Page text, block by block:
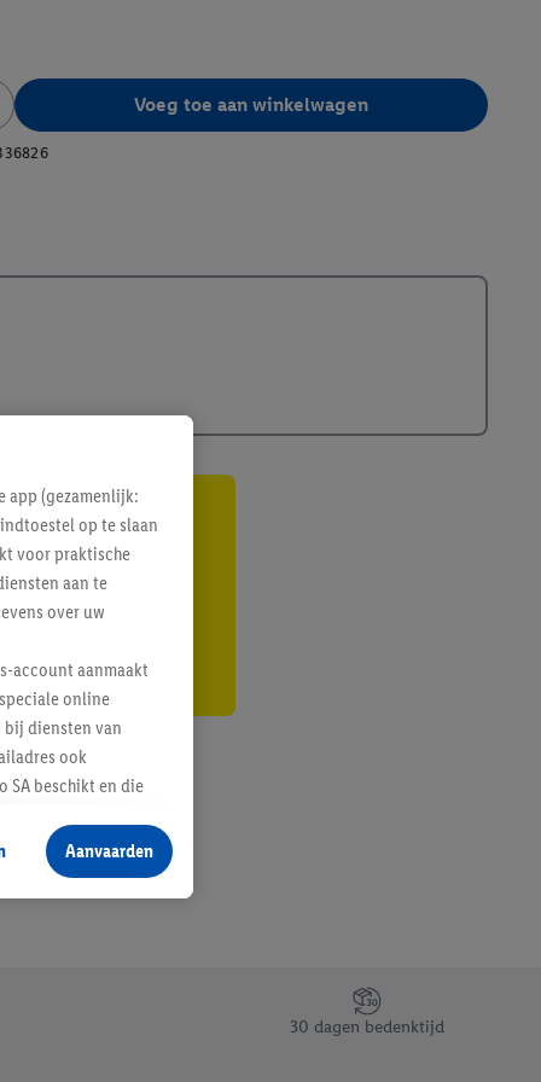
Voeg toe aan winkelwagen
30 dagen bedenktijd
app (gezamenlijk:
op te slaan
voor praktische
aan te
over uw
account aanmaakt
online
diensten van
ook
SA beschikt en die
producten waarin
voegen, maar het
als er met behulp
Door op
informatie,
Aanvaarden